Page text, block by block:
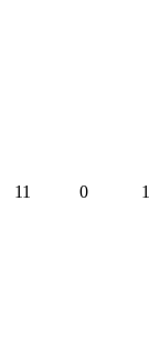
11 0 1